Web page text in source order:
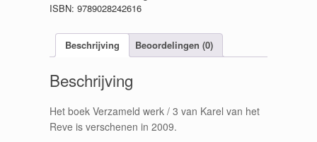
ISBN: 9789028242616
Beschrijving Beoordelingen (0)
Beschrijving
Het boek Verzameld werk / 3 van Karel van het
Reve is verschenen in 2009.